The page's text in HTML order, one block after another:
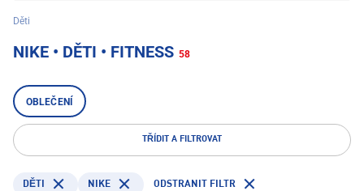
Děti
NIKE • DĚTI • FITNESS 58
OBLEČENÍ
TŘÍDIT A FILTROVAT
DĚTI NIKE ODSTRANIT FILTR